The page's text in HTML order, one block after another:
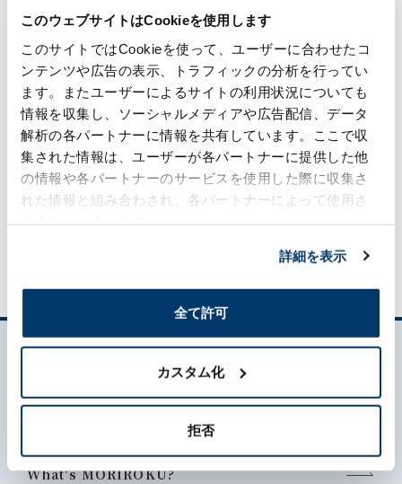
このウェブサイトはCookieを使用します
このサイトではCookieを使って、ユーザーに合わせたコ
ンテンツや広告の表示、トラフィックの分析を行ってい
ます。またユーザーによるサイトの利用状況についても
情報を収集し、ソーシャルメディアや広告配信、データ
解析の各パートナーに情報を共有しています。ここで収
集された情報は、ユーザーが各パートナーに提供した他
の情報や各パートナーのサービスを使用した際に収集さ
れた情報と組み合わされ、各パートナーによって使用さ
詳細を表示
全て許可
カスタム化
拒否
This section outlines the internal control
systems of our Group.
Message from Outside Directors
This section features a message from our
outside directors.
What's MORIROKU?